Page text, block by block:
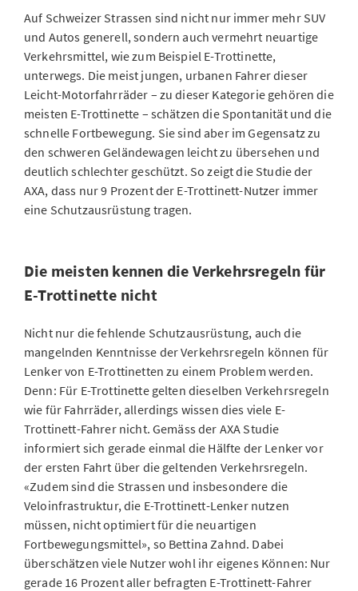
Auf Schweizer Strassen sind nicht nur immer mehr SUV
und Autos generell, sondern auch vermehrt neuartige
Verkehrsmittel, wie zum Beispiel E-Trottinette,
unterwegs. Die meist jungen, urbanen Fahrer dieser
Leicht-Motorfahrräder – zu dieser Kategorie gehören die
meisten E-Trottinette – schätzen die Spontanität und die
schnelle Fortbewegung. Sie sind aber im Gegensatz zu
den schweren Geländewagen leicht zu übersehen und
deutlich schlechter geschützt. So zeigt die Studie der
AXA, dass nur 9 Prozent der E-Trottinett-Nutzer immer
eine Schutzausrüstung tragen.
Die meisten kennen die Verkehrsregeln für
E-Trottinette nicht
Nicht nur die fehlende Schutzausrüstung, auch die
mangelnden Kenntnisse der Verkehrsregeln können für
Lenker von E-Trottinetten zu einem Problem werden.
Denn: Für E-Trottinette gelten dieselben Verkehrsregeln
wie für Fahrräder, allerdings wissen dies viele E-
Trottinett-Fahrer nicht. Gemäss der AXA Studie
informiert sich gerade einmal die Hälfte der Lenker vor
der ersten Fahrt über die geltenden Verkehrsregeln.
«Zudem sind die Strassen und insbesondere die
Veloinfrastruktur, die E-Trottinett-Lenker nutzen
müssen, nicht optimiert für die neuartigen
Fortbewegungsmittel», so Bettina Zahnd. Dabei
überschätzen viele Nutzer wohl ihr eigenes Können: Nur
gerade 16 Prozent aller befragten E-Trottinett-Fahrer